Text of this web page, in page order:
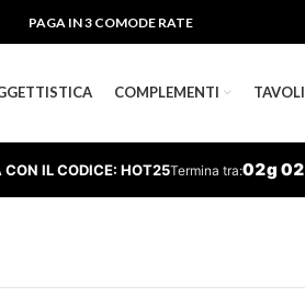
PAGA IN 3 COMODE RATE
COMPLEMENTI TAVOLI
IL CODICE: HOT25Termina tra:02g 02